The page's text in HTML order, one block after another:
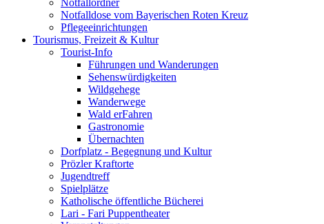
Notfallordner
Notfalldose vom Bayerischen Roten Kreuz
Pflegeeinrichtungen
Tourismus, Freizeit & Kultur
Tourist-Info
Führungen und Wanderungen
Sehenswürdigkeiten
Wildgehege
Wanderwege
Wald erFahren
Gastronomie
Übernachten
Dorfplatz - Begegnung und Kultur
Prözler Kraftorte
Jugendtreff
Spielplätze
Katholische öffentliche Bücherei
Lari - Fari Puppentheater